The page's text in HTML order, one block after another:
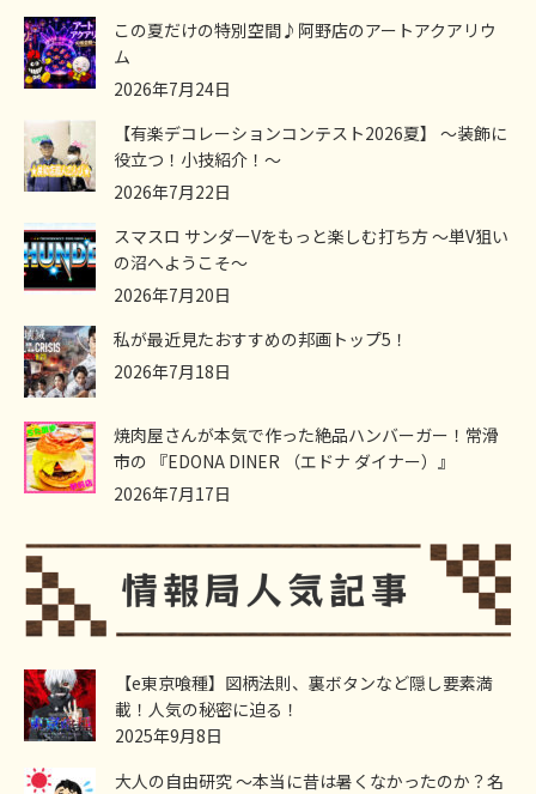
この夏だけの特別空間♪阿野店のアートアクアリウ
ム
2026年7月24日
【有楽デコレーションコンテスト2026夏】 ～装飾に
役立つ！小技紹介！～
2026年7月22日
スマスロ サンダーVをもっと楽しむ打ち方 ～単V狙い
の沼へようこそ～
2026年7月20日
私が最近見たおすすめの邦画トップ5！
2026年7月18日
焼肉屋さんが本気で作った絶品ハンバーガー！常滑
市の 『EDONA DINER （エドナ ダイナー）』
2026年7月17日
【e東京喰種】図柄法則、裏ボタンなど隠し要素満
載！人気の秘密に迫る！
2025年9月8日
大人の自由研究 ～本当に昔は暑くなかったのか？名